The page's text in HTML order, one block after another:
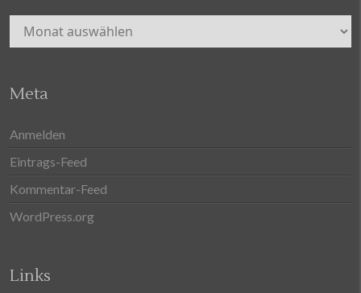
Archiv
Meta
Anmelden
Eintrags-Feed
Kommentar-Feed
WordPress.org
Links